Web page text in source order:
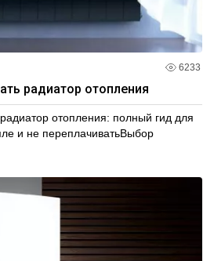
6233
радиатор отопления
отопления: полный гид для
и не переплачиватьВыбор